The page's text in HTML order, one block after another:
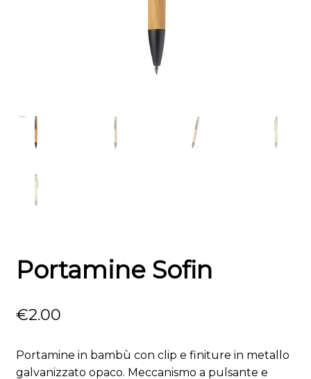
Portamine Sofin
€2.00
Portamine in bambù con clip e finiture in metallo
galvanizzato opaco. Meccanismo a pulsante e